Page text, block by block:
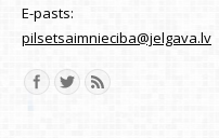
E-pasts:
pilsetsaimnieciba@jelgava.lv
Find us on: